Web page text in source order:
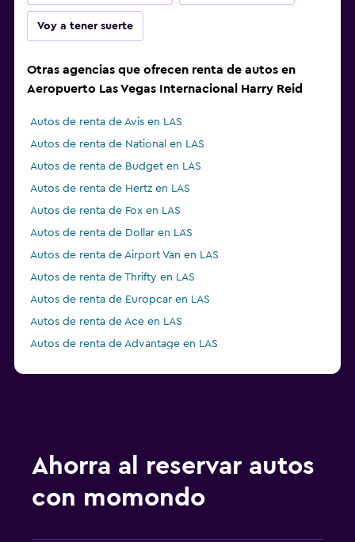
Voy a tener suerte
Otras agencias que ofrecen renta de autos en
Aeropuerto Las Vegas Internacional Harry Reid
Autos de renta de Avis en LAS
Autos de renta de National en LAS
Autos de renta de Budget en LAS
Autos de renta de Hertz en LAS
Autos de renta de Fox en LAS
Autos de renta de Dollar en LAS
Autos de renta de Airport Van en LAS
Autos de renta de Thrifty en LAS
Autos de renta de Europcar en LAS
Autos de renta de Ace en LAS
Autos de renta de Advantage en LAS
Ahorra al reservar autos
con momondo